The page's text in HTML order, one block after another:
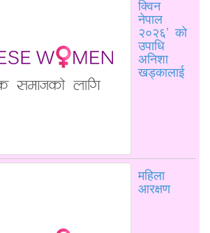
क्विन
नेपाल
२०२६’ को
उपाधि
अनिशा
खड्कालाई
महिला
आरक्षण